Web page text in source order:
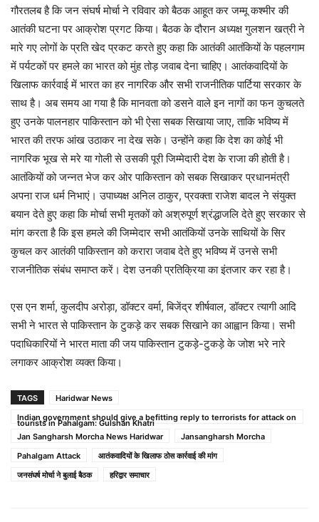
गौरतलब है कि जन संघर्ष मोर्चा ने रविवार को बैठक आहूत कर जम्मू कश्मीर की
आतंकी घटना पर आक्रोश प्रगट किया। बैठक के दौरान अध्यक्ष गुलशन खत्री ने
मारे गए लोगों के प्रति खेद प्रकट करते हुए कहा कि आतंकी आतंकियों के पहलगाम
में पर्यटकों पर हमले का भारत को मुंह तोड़ जवाब देना चाहिए। आतंकवादियों के
खिलाफ कार्रवाई में भारत का हर नागरिक और सभी राजनीतिक पार्टिया सरकार के
साथ है। अब समय आ गया है कि मानवता को डसने वाले इन नागों का फन कुचलते
हुए उनके पालनहार पाकिस्तान को भी ऐसा सबक सिखाया जाए, ताकि भविष्य में
भारत की तरफ आंख उठाकर ना देख सके। उन्होंने कहा कि देश का कोई भी
नागरिक भूख से मरे या गोली से उसकी पूरी जिम्मेदारी देश के राजा की होती है।
आतंकियों को जन्नत भेज कर ओर पाकिस्तान को सबक सिखाकर प्रधानमंत्री
अपना राज धर्म निभाएं। उपाध्यक्ष अनिल ठाकुर, प्रवक्ता राजेश बादल ने संयुक्त
बयान देते हुए कहा कि मोर्चा सभी मृतकों को अश्रुपूर्ण श्रंद्धाजलि देते हुए सरकार से
मांग करता है कि इस हमले की जिम्मेदार सभी आतंकियों उनके साथियों के सिर
कुचल कर आतंकी पाकिस्तान को करारा जवाब देते हुए भविष्य में उनसे सभी
राजनीतिक संबंध समाप्त करें। देश उनकी प्रतिक्रिया का इंतजार कर रहा है।
एस एन शर्मा, कुलदीप अरोड़ा, डॉक्टर वर्मा, बिजेंद्र शीर्षवाल, डॉक्टर त्यागी आदि
सभी ने भारत से पाकिस्तान के टुकड़े कर सबक सिखाने का आह्वान किया। सभी
पदाधिकारियों ने भारत माता की जय पाकिस्तान टुकड़े-टुकड़े के जोश भरे नारे
लगाकर आक्रोश व्यक्त किया।
TAGS
Haridwar News
Indian government should give a befitting reply to terrorists for attack on
tourists in Pahalgam: Gulshan Khatri
Jan Sangharsh Morcha News Haridwar
Jansangharsh Morcha
Pahalgam Attack
आतंकवादियों के खिलाफ ठोस कार्रवाई की मांग
जनसंघर्ष मोर्चा ने बुलाई बैठक
हरिद्वार समाचार